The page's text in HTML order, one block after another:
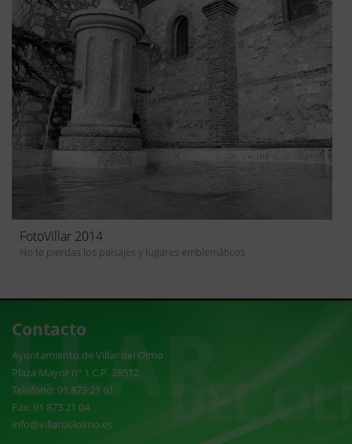
FotoVillar 2014
No te pierdas los paisajes y lugares emblemáticos
Contacto
Ayuntamiento de Villar del Olmo
Plaza Mayor nº 1 C.P. 28512
Teléfono: 91 873 21 61
Fax: 91 873 21 04
info@villardelolmo.es